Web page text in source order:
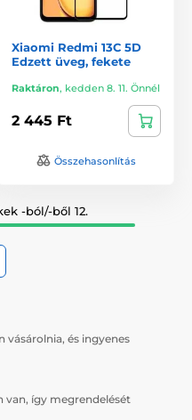
Xiaomi Redmi 13C 5D
Edzett üveg, fekete
Raktáron, kedden 8. 11. Önnél
2 445 Ft
Összehasonlítás
-ból/-ből 12.
vásárolnia, és ingyenes
így megrendelését